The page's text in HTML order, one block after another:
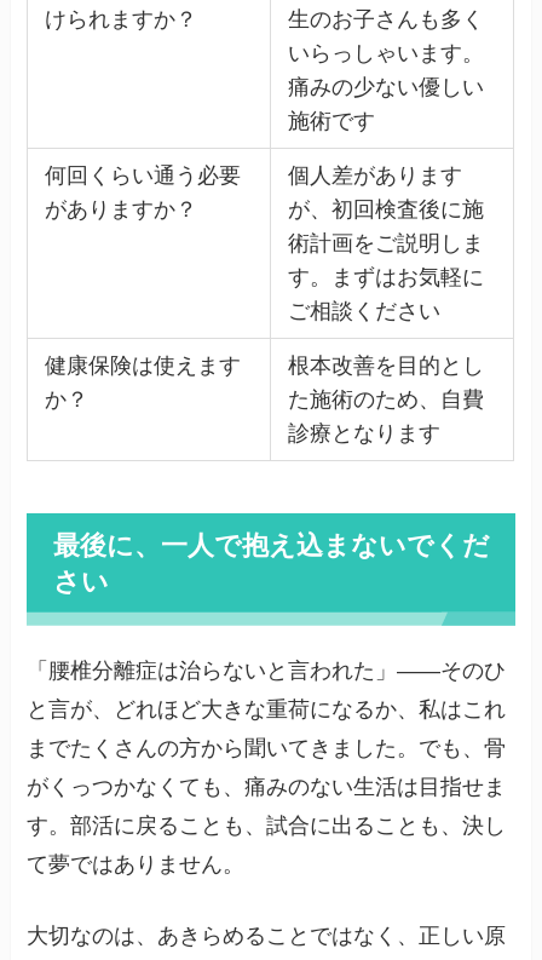
けられますか？
生のお子さんも多く
いらっしゃいます。
痛みの少ない優しい
施術です
何回くらい通う必要
がありますか？
個人差があります
が、初回検査後に施
術計画をご説明しま
す。まずはお気軽に
ご相談ください
健康保険は使えます
か？
根本改善を目的とし
た施術のため、自費
診療となります
最後に、一人で抱え込まないでくだ
さい
「腰椎分離症は治らないと言われた」——そのひ
と言が、どれほど大きな重荷になるか、私はこれ
までたくさんの方から聞いてきました。でも、骨
がくっつかなくても、痛みのない生活は目指せま
す。部活に戻ることも、試合に出ることも、決し
て夢ではありません。
大切なのは、あきらめることではなく、正しい原